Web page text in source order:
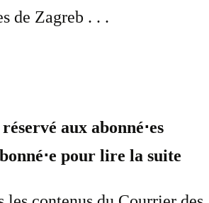
de Zagreb . . .
aux abonné⋅es
pour lire la suite